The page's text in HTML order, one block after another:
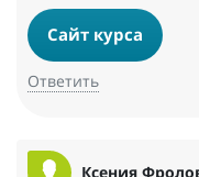
Сайт курса
Ответить
Ксения